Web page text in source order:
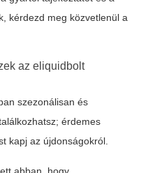
kérdezd meg közvetlenül a
az eliquidbolt
szezonálisan és
érdemes
kapj az újdonságokról.
abban, hogy